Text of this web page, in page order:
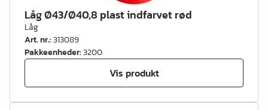
Låg Ø43/Ø40,8 plast indfarvet rød
Låg
Art. nr.:313089
Pakkeenheder:3200
Vis produkt